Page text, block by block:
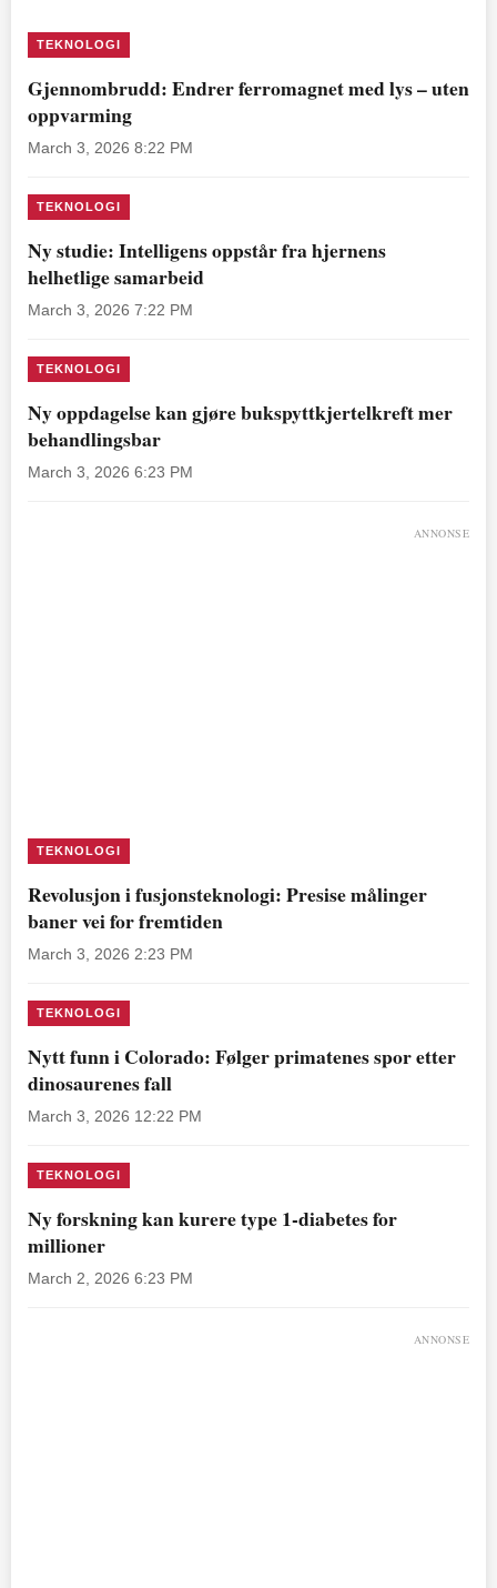
TEKNOLOGI
Gjennombrudd: Endrer ferromagnet med lys – uten
oppvarming
March 3, 2026 8:22 PM
TEKNOLOGI
Ny studie: Intelligens oppstår fra hjernens
helhetlige samarbeid
March 3, 2026 7:22 PM
TEKNOLOGI
Ny oppdagelse kan gjøre bukspyttkjertelkreft mer
behandlingsbar
March 3, 2026 6:23 PM
ANNONSE
TEKNOLOGI
Revolusjon i fusjonsteknologi: Presise målinger
baner vei for fremtiden
March 3, 2026 2:23 PM
TEKNOLOGI
Nytt funn i Colorado: Følger primatenes spor etter
dinosaurenes fall
March 3, 2026 12:22 PM
TEKNOLOGI
Ny forskning kan kurere type 1-diabetes for
millioner
March 2, 2026 6:23 PM
ANNONSE